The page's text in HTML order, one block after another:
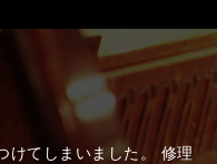
けてしまいました。 修理